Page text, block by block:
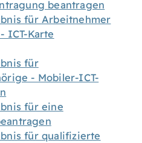
beantragen
für Arbeitnehmer
ICT-Karte
für
- Mobiler-ICT-
für eine
für qualifizierte